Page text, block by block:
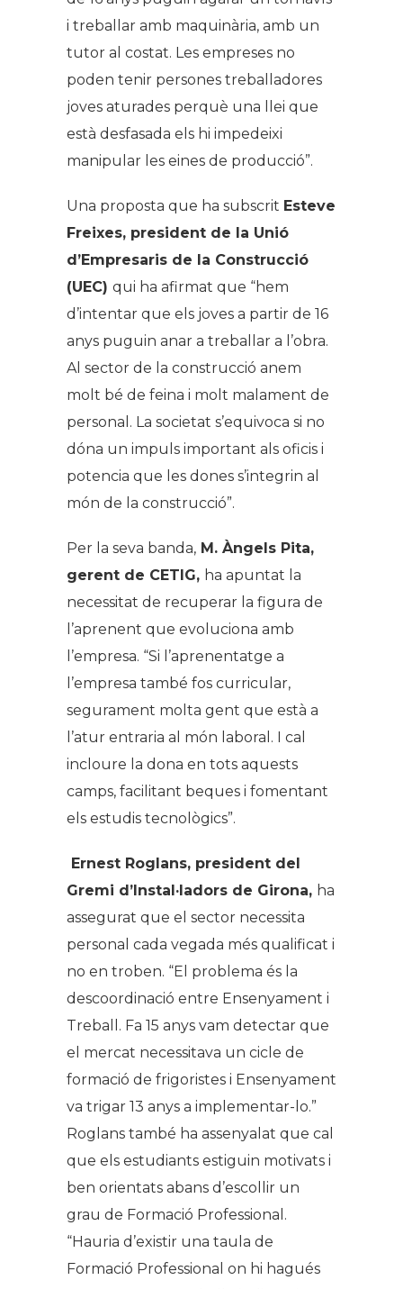
i treballar amb maquinària, amb un
tutor al costat. Les empreses no
poden tenir persones treballadores
joves aturades perquè una llei que
està desfasada els hi impedeixi
manipular les eines de producció”.
Una proposta que ha subscrit Esteve
Freixes, president de la Unió
d’Empresaris de la Construcció
(UEC) qui ha afirmat que “hem
d’intentar que els joves a partir de 16
anys puguin anar a treballar a l’obra.
Al sector de la construcció anem
molt bé de feina i molt malament de
personal. La societat s’equivoca si no
dóna un impuls important als oficis i
potencia que les dones s’integrin al
món de la construcció”.
Per la seva banda, M. Àngels Pita,
gerent de CETIG, ha apuntat la
necessitat de recuperar la figura de
l’aprenent que evoluciona amb
l’empresa. “Si l’aprenentatge a
l’empresa també fos curricular,
segurament molta gent que està a
l’atur entraria al món laboral. I cal
incloure la dona en tots aquests
camps, facilitant beques i fomentant
els estudis tecnològics”.
Ernest Roglans, president del
Gremi d’Instal·ladors de Girona, ha
assegurat que el sector necessita
personal cada vegada més qualificat i
no en troben. “El problema és la
descoordinació entre Ensenyament i
Treball. Fa 15 anys vam detectar que
el mercat necessitava un cicle de
formació de frigoristes i Ensenyament
va trigar 13 anys a implementar-lo.”
Roglans també ha assenyalat que cal
que els estudiants estiguin motivats i
ben orientats abans d’escollir un
grau de Formació Professional.
“Hauria d’existir una taula de
Formació Professional on hi hagués